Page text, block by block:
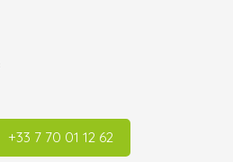
+33 7 70 01 12 62